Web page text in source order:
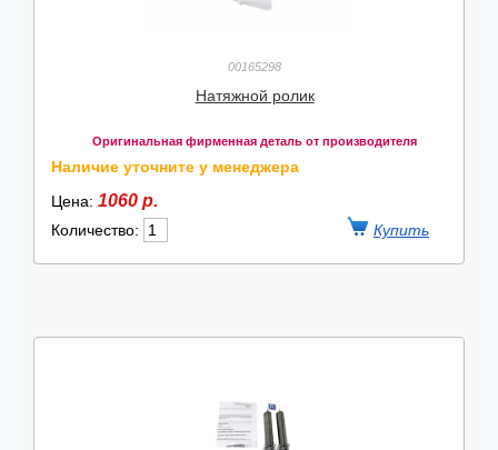
00165298
Натяжной ролик
Оригинальная фирменная деталь от производителя
Наличие уточните у менеджера
Цена: 1060 р.
Количество: